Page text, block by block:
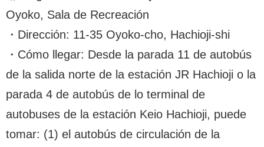
Oyoko, Sala de Recreación
・Dirección: 11-35 Oyoko-cho, Hachioji-shi
・Cómo llegar: Desde la parada 11 de autobús
de la salida norte de la estación JR Hachioji o la
parada 4 de autobús de lo terminal de
autobuses de la estación Keio Hachioji, puede
tomar: (1) el autobús de circulación de la